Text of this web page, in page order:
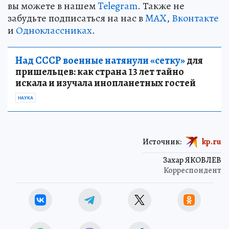
вы можете в нашемTelegram. Также не
забудьте подписаться на нас вMAX, Вконтакте
и Одноклассниках.
Над СССР военные натянули «сетку»для
пришельцев: как страна 13 лет тайно
искала и изучала инопланетных гостей
НАУКА
Захар ЯКОВЛЕВ
Корреспондент
Источник: kp.ru